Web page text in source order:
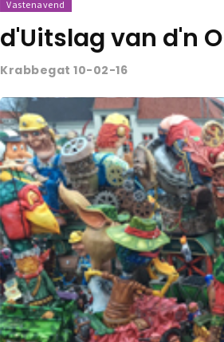
Vastenavend
d'Uitslag van d'n
Krabbegat 10-02-16